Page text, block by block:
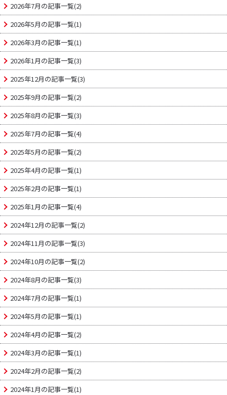
2026年7月の記事一覧(2)
2026年5月の記事一覧(1)
2026年3月の記事一覧(1)
2026年1月の記事一覧(3)
2025年12月の記事一覧(3)
2025年9月の記事一覧(2)
2025年8月の記事一覧(3)
2025年7月の記事一覧(4)
2025年5月の記事一覧(2)
2025年4月の記事一覧(1)
2025年2月の記事一覧(1)
2025年1月の記事一覧(4)
2024年12月の記事一覧(2)
2024年11月の記事一覧(3)
2024年10月の記事一覧(2)
2024年8月の記事一覧(3)
2024年7月の記事一覧(1)
2024年5月の記事一覧(1)
2024年4月の記事一覧(2)
2024年3月の記事一覧(1)
2024年2月の記事一覧(2)
2024年1月の記事一覧(1)